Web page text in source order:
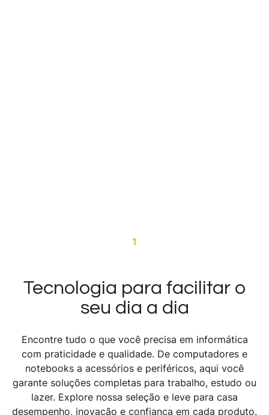
1
Tecnologia para facilitar o
seu dia a dia
Encontre tudo o que você precisa em informática
com praticidade e qualidade. De computadores e
notebooks a acessórios e periféricos, aqui você
garante soluções completas para trabalho, estudo ou
lazer. Explore nossa seleção e leve para casa
desempenho, inovação e confiança em cada produto.